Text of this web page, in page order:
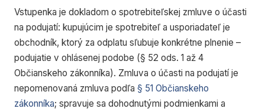
Vstupenka je dokladom o spotrebiteľskej zmluve o účasti
na podujatí: kupujúcim je spotrebiteľ a usporiadateľ je
obchodník, ktorý za odplatu sľubuje konkrétne plnenie –
podujatie v ohlásenej podobe (§ 52 ods. 1 až 4
Občianskeho zákonníka). Zmluva o účasti na podujatí je
nepomenovaná zmluva podľa § 51 Občianskeho
zákonníka; spravuje sa dohodnutými podmienkami a